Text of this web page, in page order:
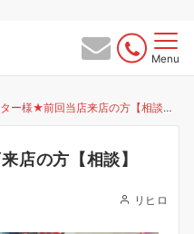
Menu
ー様★前回当店来店の方【相談】
店の方【相談】
リヒロ